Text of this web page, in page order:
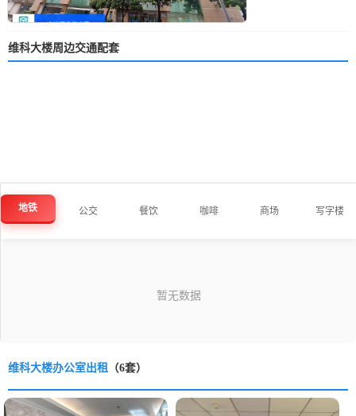
维科大楼周边交通配套
地铁 公交 餐饮 咖啡 商场 写字楼
维科大楼办公室出租 （6套）